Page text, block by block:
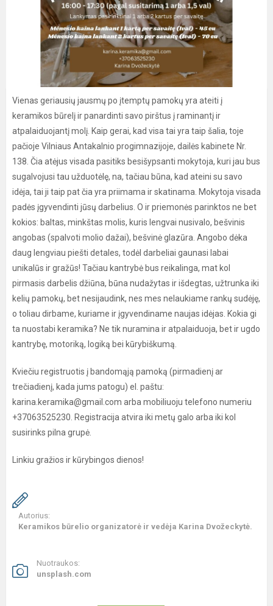
Vienas geriausių jausmų po įtemptų pamokų yra ateiti į
keramikos būrelį ir panardinti savo pirštus į raminantį ir
atpalaiduojantį molį. Kaip gerai, kad visa tai yra taip šalia, toje
pačioje Vilniaus Antakalnio progimnazijoje, dailės kabinete Nr.
138. Čia atėjus visada pasitiks besišypsanti mokytoja, kuri jau bus
sugalvojusi tau užduotėlę, na, tačiau būna, kad ateini su savo
idėja, tai ji taip pat čia yra priimama ir skatinama. Mokytoja visada
padės įgyvendinti jūsų darbelius. O ir priemonės parinktos ne bet
kokios: baltas, minkštas molis, kuris lengvai nusivalo, bešvinis
angobas (spalvoti molio dažai), bešvinė glazūra. Angobo dėka
daug lengviau piešti detales, todėl darbeliai gaunasi labai
unikalūs ir gražūs! Tačiau kantrybė bus reikalinga, mat kol
pirmasis darbelis džiūna, būna nudažytas ir išdegtas, užtrunka iki
kelių pamokų, bet nesijaudink, nes mes nelaukiame rankų sudėję,
o toliau dirbame, kuriame ir įgyvendiname naujas idėjas. Kokia gi
ta nuostabi keramika? Ne tik nuramina ir atpalaiduoja, bet ir ugdo
kantrybę, motoriką, logiką bei kūrybiškumą.
Kviečiu registruotis į bandomąją pamoką (pirmadienį ar
trečiadienį, kada jums patogu) el. paštu:
karina.keramika@gmail.com arba mobiliuoju telefono numeriu
+37063525230. Registracija atvira iki metų galo arba iki kol
susirinks pilna grupė.
Linkiu gražios ir kūrybingos dienos!
Autorius:
Keramikos būrelio organizatorė ir vedėja Karina Dvožeckytė.
Nuotraukos:
unsplash.com